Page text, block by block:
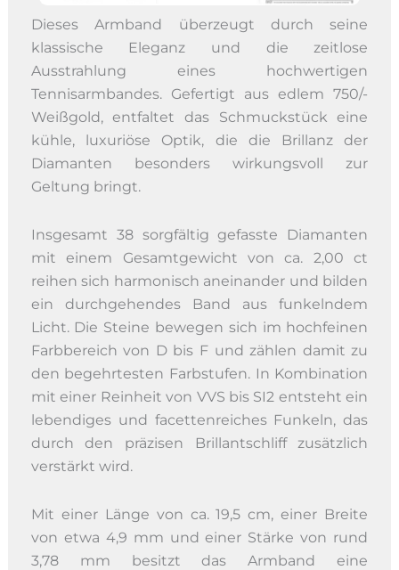
Dieses Armband überzeugt durch seine
klassische Eleganz und die zeitlose
Ausstrahlung eines hochwertigen
Tennisarmbandes. Gefertigt aus edlem 750/-
Weißgold, entfaltet das Schmuckstück eine
kühle, luxuriöse Optik, die die Brillanz der
Diamanten besonders wirkungsvoll zur
Geltung bringt.
Insgesamt 38 sorgfältig gefasste Diamanten
mit einem Gesamtgewicht von ca. 2,00 ct
reihen sich harmonisch aneinander und bilden
ein durchgehendes Band aus funkelndem
Licht. Die Steine bewegen sich im hochfeinen
Farbbereich von D bis F und zählen damit zu
den begehrtesten Farbstufen. In Kombination
mit einer Reinheit von VVS bis SI2 entsteht ein
lebendiges und facettenreiches Funkeln, das
durch den präzisen Brillantschliff zusätzlich
verstärkt wird.
Mit einer Länge von ca. 19,5 cm, einer Breite
von etwa 4,9 mm und einer Stärke von rund
3,78 mm besitzt das Armband eine